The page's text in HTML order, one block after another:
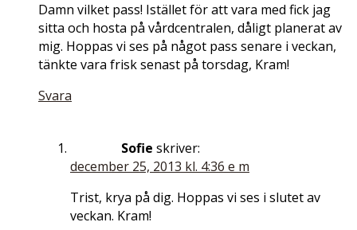
Damn vilket pass! Istället för att vara med fick jag
sitta och hosta på vårdcentralen, dåligt planerat av
mig. Hoppas vi ses på något pass senare i veckan,
tänkte vara frisk senast på torsdag, Kram!
Svara
Sofie skriver:
december 25, 2013 kl. 4:36 e m
Trist, krya på dig. Hoppas vi ses i slutet av
veckan. Kram!